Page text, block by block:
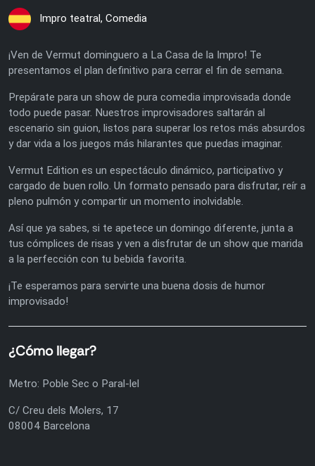
Impro teatral, Comedia
¡Ven de Vermut dominguero a La Casa de la Impro! Te
presentamos el plan definitivo para cerrar el fin de semana.
Prepárate para un show de pura comedia improvisada donde
todo puede pasar. Nuestros improvisadores saltarán al
escenario sin guion, listos para superar los retos más absurdos
y dar vida a los juegos más hilarantes que puedas imaginar.
Vermut Edition es un espectáculo dinámico, participativo y
cargado de buen rollo. Un formato pensado para disfrutar, reír a
pleno pulmón y compartir un momento inolvidable.
Así que ya sabes, si te apetece un domingo diferente, junta a
tus cómplices de risas y ven a disfrutar de un show que marida
a la perfección con tu bebida favorita.
¡Te esperamos para servirte una buena dosis de humor
improvisado!
¿Cómo llegar?
Metro: Poble Sec o Paral-lel
C/ Creu dels Molers, 17
08004 Barcelona